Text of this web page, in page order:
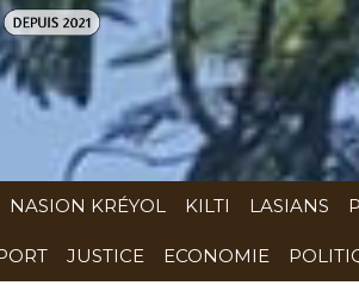
NASION KRÉYOL KILTI LASIANS
JUSTICE ECONOMIE